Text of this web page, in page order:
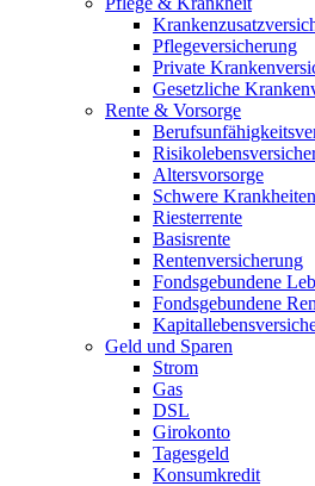
Pflegeversicherung
Private
Gesetzliche
Rente & Vorsorge
Altersvorsorge
Schwere
Riesterrente
Basisrente
Rentenversicherung
Fondsgebundene
Fondsgebundene
Geld und Sparen
Strom
Gas
DSL
Girokonto
Tagesgeld
Konsumkredit